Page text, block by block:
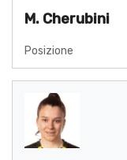
M. Cherubini
Posizione